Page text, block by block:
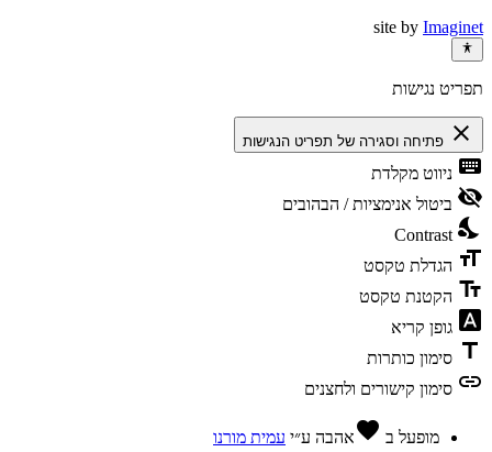
site by Imaginet
תפריט נגישות
close פתיחה וסגירה של תפריט הנגישות
keyboard ניווט מקלדת
visibility_off ביטול אנימציות / הבהובים
nights_stay
Contrast
format_size הגדלת טקסט
text_fields הקטנת טקסט
font_download גופן קריא
title סימון כותרות
link סימון קישורים ולחצנים
מופעל ב favoriteאהבה ע״י עמית מורנו